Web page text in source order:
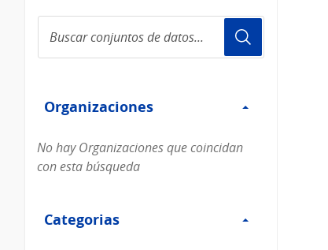
conjuntos
de
Organizaciones
Organizaciones
No hay Organizaciones que coincidan
con esta búsqueda
Categorias
Categorias